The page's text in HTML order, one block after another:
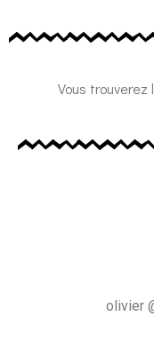
Vous
olivier